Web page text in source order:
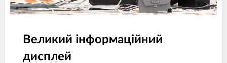
Великий інформаційний
дисплей